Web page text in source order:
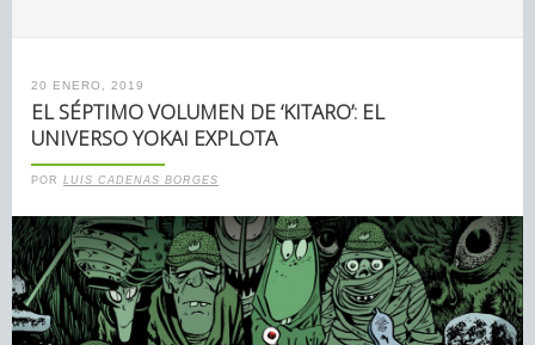
20 ENERO, 2019
EL SÉPTIMO VOLUMEN DE ‘KITARO’: EL
UNIVERSO YOKAI EXPLOTA
POR LUIS CADENAS BORGES